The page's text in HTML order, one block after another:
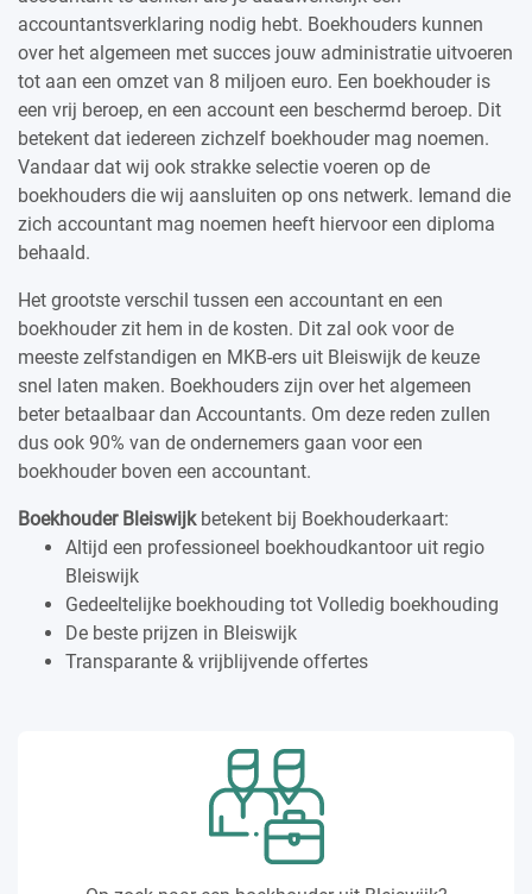
accountantsverklaring nodig hebt. Boekhouders kunnen
over het algemeen met succes jouw administratie uitvoeren
tot aan een omzet van 8 miljoen euro. Een boekhouder is
een vrij beroep, en een account een beschermd beroep. Dit
betekent dat iedereen zichzelf boekhouder mag noemen.
Vandaar dat wij ook strakke selectie voeren op de
boekhouders die wij aansluiten op ons netwerk. Iemand die
zich accountant mag noemen heeft hiervoor een diploma
behaald.
Het grootste verschil tussen een accountant en een
boekhouder zit hem in de kosten. Dit zal ook voor de
meeste zelfstandigen en MKB-ers uit Bleiswijk de keuze
snel laten maken. Boekhouders zijn over het algemeen
beter betaalbaar dan Accountants. Om deze reden zullen
dus ook 90% van de ondernemers gaan voor een
boekhouder boven een accountant.
Boekhouder Bleiswijkbetekent bij Boekhouderkaart:
Altijd een professioneel boekhoudkantoor uit regio
Bleiswijk
Gedeeltelijke boekhouding tot Volledig boekhouding
De beste prijzen in Bleiswijk
Transparante & vrijblijvende offertes